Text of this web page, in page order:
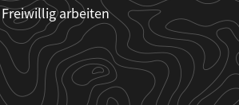
Freiwillig arbeiten